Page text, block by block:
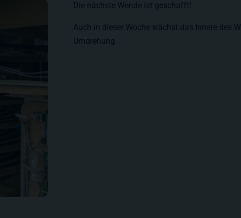
Die nächste Wende ist geschafft!
Auch in dieser Woche wächst das Innere des
Umdrehung.